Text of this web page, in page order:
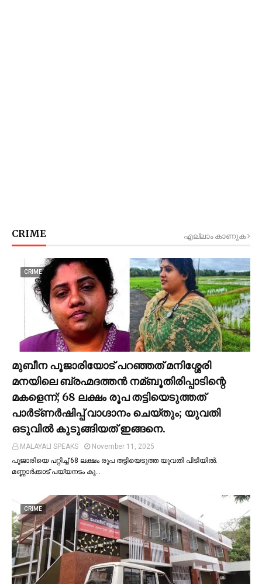
CRIME എല്ലാം കാണുക
CRIME
മുബീന പൂജാരിയോട് പറഞ്ഞത് മനിശ്ശേരി
മനയിലെ ബ്രഹ്മദത്തൻ നമ്ബൂതിരിപ്പാടിന്റെ
മകളെന്ന്; 68 ലക്ഷം രൂപ തട്ടിയെടുത്തത്
പാര്‍ട്ണര്‍ഷിപ്പ് വാഗ്ദാനം ചെയ്തും; യുവതി
ഒടുവില്‍ കുടുങ്ങിയത് ഇങ്ങനെ.
MALAYALI SPEAKS
November 11, 2025
പൂജാരിയെ പറ്റിച്ച്‌ 68 ലക്ഷം രൂപ തട്ടിയെടുത്ത യുവതി പിടിയില്‍.
മണ്ണാർക്കാട് പയ്യനടം കു…
CRIME